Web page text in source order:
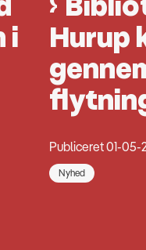
i
Hurup
Publiceret 01-05-
Nyhed